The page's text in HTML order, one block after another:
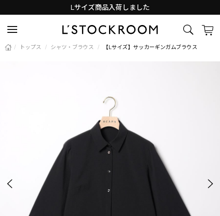
Lサイズ商品入荷しました
/ トップス / シャツ・ブラウス / 【Lサイズ】サッカーギンガムブラウス